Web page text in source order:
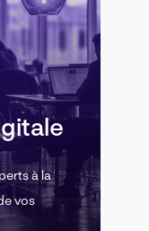
à la
vos